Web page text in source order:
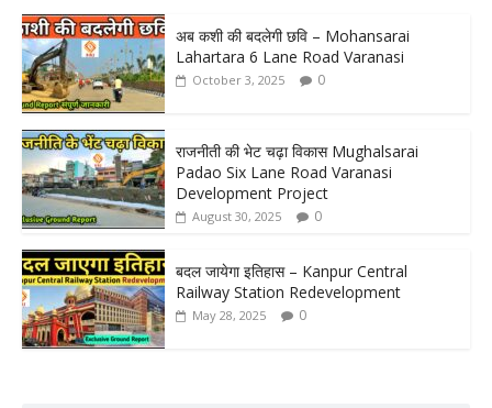
अब कशी की बदलेगी छवि – Mohansarai
Lahartara 6 Lane Road Varanasi
October 3, 2025 0
राजनीती की भेट चढ़ा विकास Mughalsarai
Padao Six Lane Road Varanasi
Development Project
August 30, 2025 0
बदल जायेगा इतिहास – Kanpur Central
Railway Station Redevelopment
May 28, 2025 0